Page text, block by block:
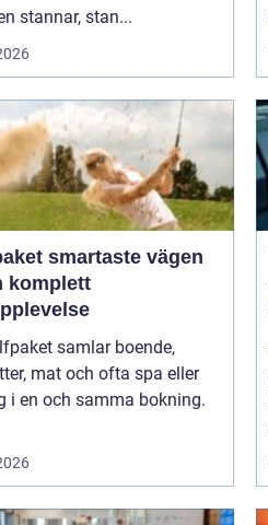
stannar, stan...
vägen
komplett
samlar boende,
mat och ofta spa eller
i en och samma bokning.